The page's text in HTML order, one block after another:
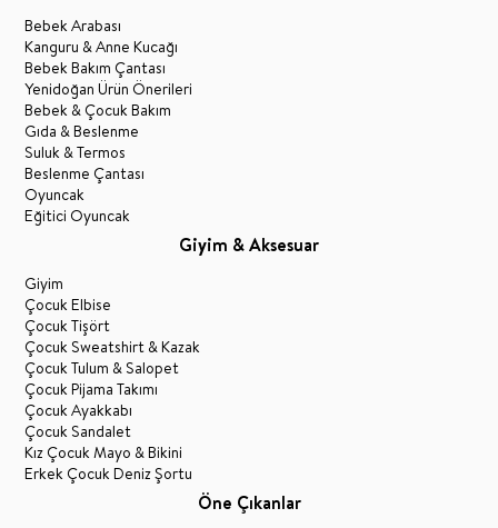
Bebek Arabası
Kanguru & Anne Kucağı
Bebek Bakım Çantası
Yenidoğan Ürün Önerileri
Bebek & Çocuk Bakım
Gıda & Beslenme
Suluk & Termos
Beslenme Çantası
Oyuncak
Eğitici Oyuncak
Giyim & Aksesuar
Giyim
Çocuk Elbise
Çocuk Tişört
Çocuk Sweatshirt & Kazak
Çocuk Tulum & Salopet
Çocuk Pijama Takımı
Çocuk Ayakkabı
Çocuk Sandalet
Kız Çocuk Mayo & Bikini
Erkek Çocuk Deniz Şortu
Öne Çıkanlar